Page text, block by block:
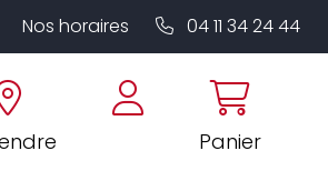
Nos horaires 04 11 34 24 44
Panier